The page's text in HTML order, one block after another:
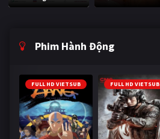
Phim Hành Động
FULL HD VIETSUB FULL HD VIETSUB